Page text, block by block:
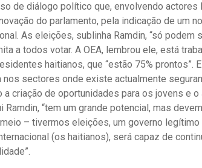
de diálogo político que, envolvendo actores
do parlamento, pela indicação de um
As eleições, sublinha Ramdin, “só podem
a todos votar. A OEA, lembrou ele, está
haitianos, que “estão 75% prontos”.
nos sectores onde existe actualmente
criação de oportunidades para os jovens e
Ramdin, “tem um grande potencial, mas
– tivermos eleições, um governo
(os haitianos), será capaz de